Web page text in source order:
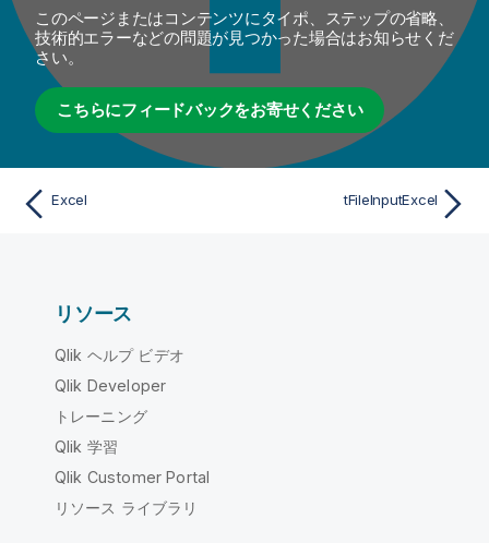
このページまたはコンテンツにタイポ、ステップの省略、
技術的エラーなどの問題が見つかった場合はお知らせくだ
さい。
こちらにフィードバックをお寄せください
Excel tFileInputExcel
リソース
Qlik ヘルプ ビデオ
Qlik Developer
トレーニング
Qlik 学習
Qlik Customer Portal
リソース ライブラリ